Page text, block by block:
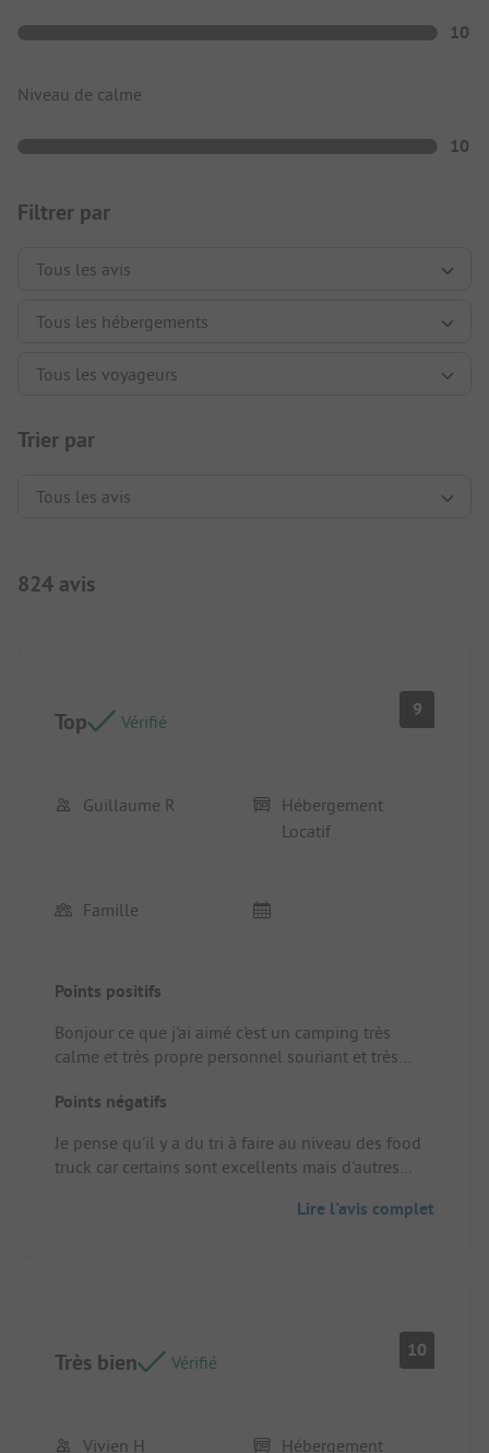
10
Niveau de calme
10
Filtrer par
Trier par
824 avis
Top Vérifié
9
Guillaume R
Hébergement
Locatif
Famille
Points positifs
Bonjour ce que j'ai aimé c'est un camping très
calme et très propre personnel souriant et très
faut avec. Top je recommande.
Points négatifs
Je pense qu'il y a du tri à faire au niveau des food
truck car certains sont excellents mais d'autres
Lire l'avis complet
Très bien Vérifié
10
Vivien H
Hébergement